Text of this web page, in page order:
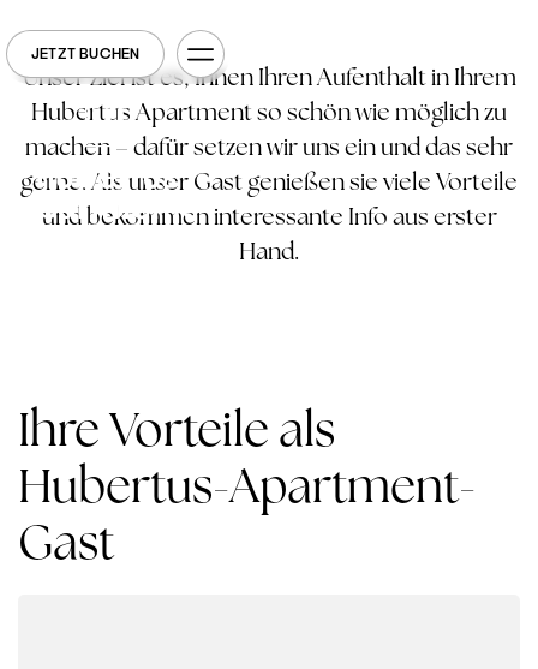
JETZT BUCHEN
Unser Ziel ist es, Ihnen Ihren Aufenthalt in Ihrem
Hubertus Apartment so schön wie möglich zu
machen – dafür setzen wir uns ein und das sehr
gerne. Als unser Gast genießen sie viele Vorteile
und bekommen interessante Info aus erster
Hand.
Ihre Vorteile als
Hubertus-Apartment-
Gast